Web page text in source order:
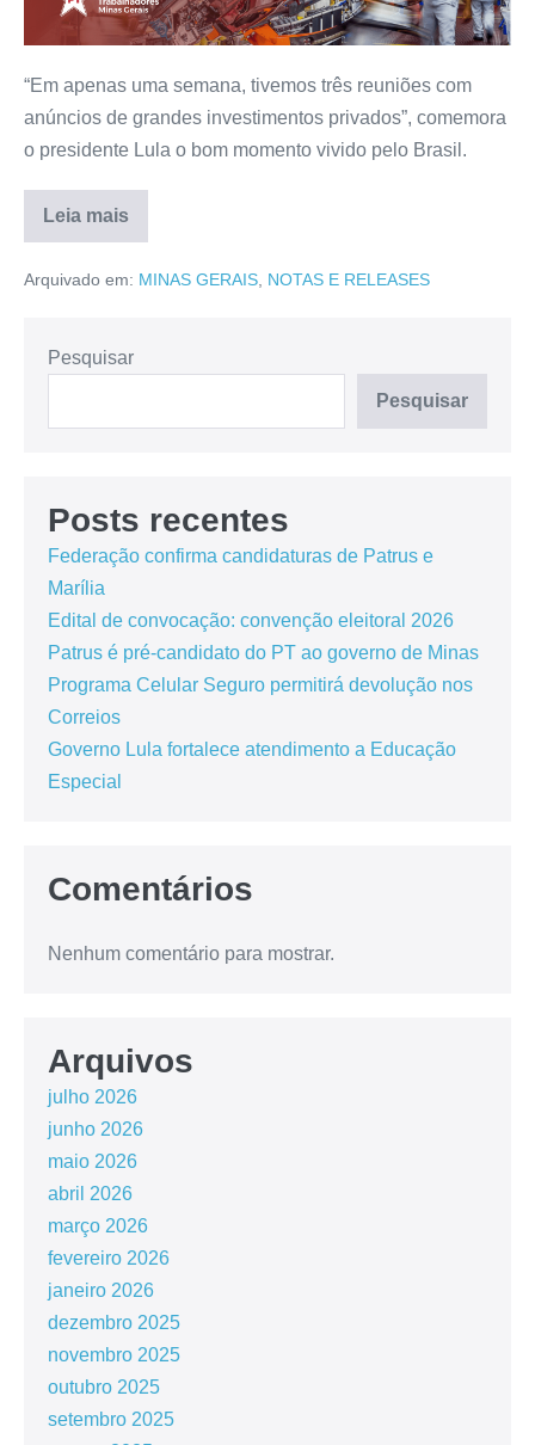
“Em apenas uma semana, tivemos três reuniões com
anúncios de grandes investimentos privados”, comemora
o presidente Lula o bom momento vivido pelo Brasil.
Leia mais
Arquivado em: MINAS GERAIS NOTAS E RELEASES
Pesquisar
Pesquisar
Posts recentes
Federação confirma candidaturas de Patrus e
Marília
Edital de convocação: convenção eleitoral 2026
Patrus é pré-candidato do PT ao governo de Minas
Programa Celular Seguro permitirá devolução nos
Correios
Governo Lula fortalece atendimento a Educação
Especial
Comentários
Nenhum comentário para mostrar.
Arquivos
julho 2026
junho 2026
maio 2026
abril 2026
março 2026
fevereiro 2026
janeiro 2026
dezembro 2025
novembro 2025
outubro 2025
setembro 2025